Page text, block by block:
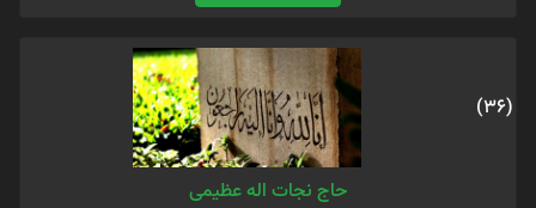
(36)
حاج نجات اله عظیمی